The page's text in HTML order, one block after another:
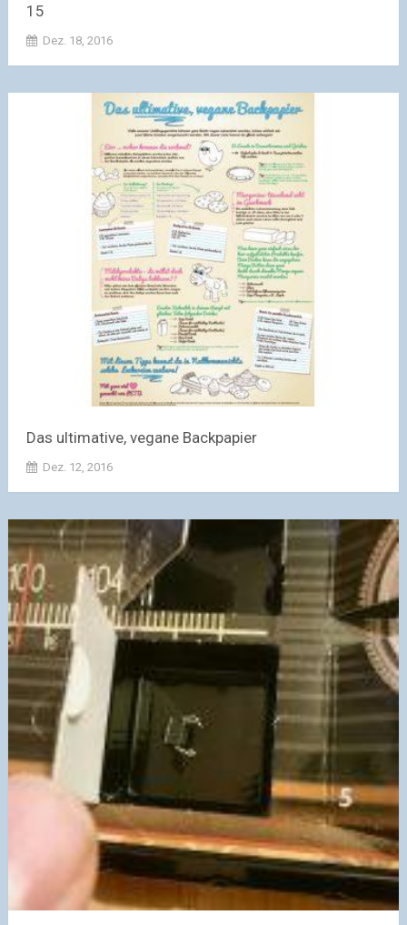
15
Dez. 18, 2016
Das ultimative, vegane Backpapier
Dez. 12, 2016